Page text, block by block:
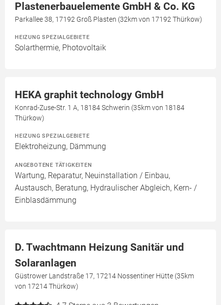
Plastenerbauelemente GmbH & Co. KG
Parkallee 38, 17192 Groß Plasten (32km von 17192 Thürkow)
HEIZUNG SPEZIALGEBIETE
Solarthermie, Photovoltaik
HEKA graphit technology GmbH
Konrad-Zuse-Str. 1 A, 18184 Schwerin (35km von 18184
Thürkow)
HEIZUNG SPEZIALGEBIETE
Elektroheizung, Dämmung
ANGEBOTENE TÄTIGKEITEN
Wartung, Reparatur, Neuinstallation / Einbau,
Austausch, Beratung, Hydraulischer Abgleich, Kern- /
Einblasdämmung
D. Twachtmann Heizung Sanitär und
Solaranlagen
Güstrower Landstraße 17, 17214 Nossentiner Hütte (35km
von 17214 Thürkow)